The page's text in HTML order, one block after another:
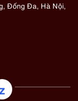
Đống Đa, Hà Nội,
z